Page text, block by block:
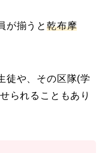
が揃うと 乾布摩
徒や、その区隊(学
られることもあり